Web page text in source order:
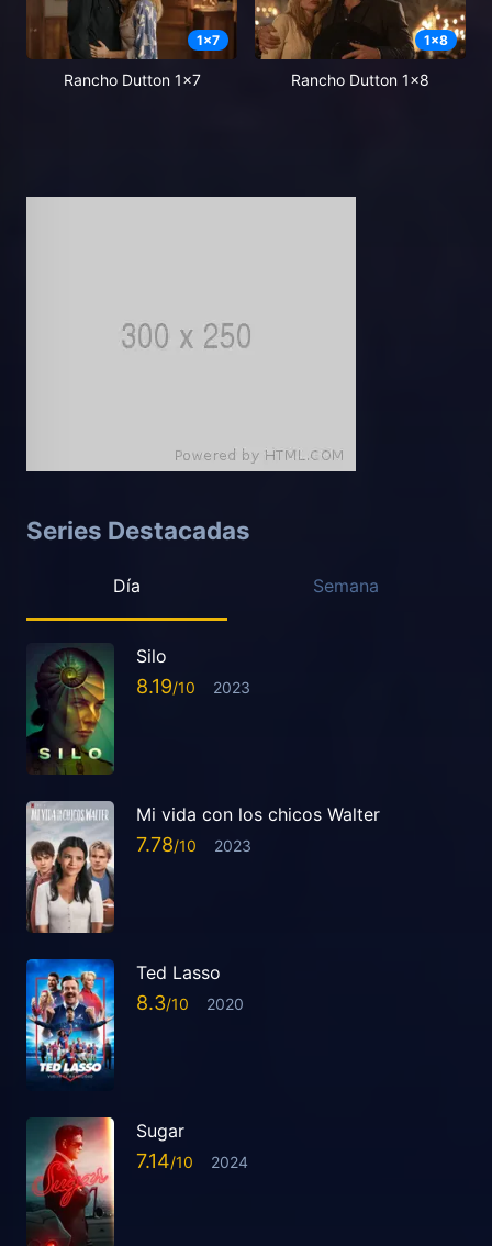
1x7
Rancho Dutton 1x7
1x8
Rancho Dutton 1x8
Series Destacadas
Día Semana
Silo
8.19 2023
Mi vida con los chicos Walter
7.78 2023
Ted Lasso
8.3 2020
Sugar
7.14 2024